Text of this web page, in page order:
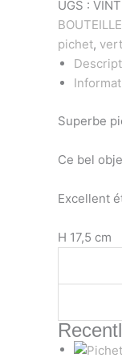
UGS :
pichet, vert
Superbe
Ce bel
Excellent
H 17,5 cm